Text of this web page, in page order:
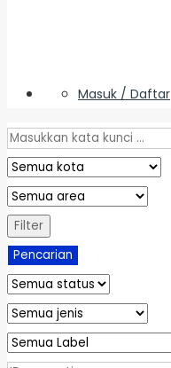
Masuk / Daftar
Filter
Pencarian